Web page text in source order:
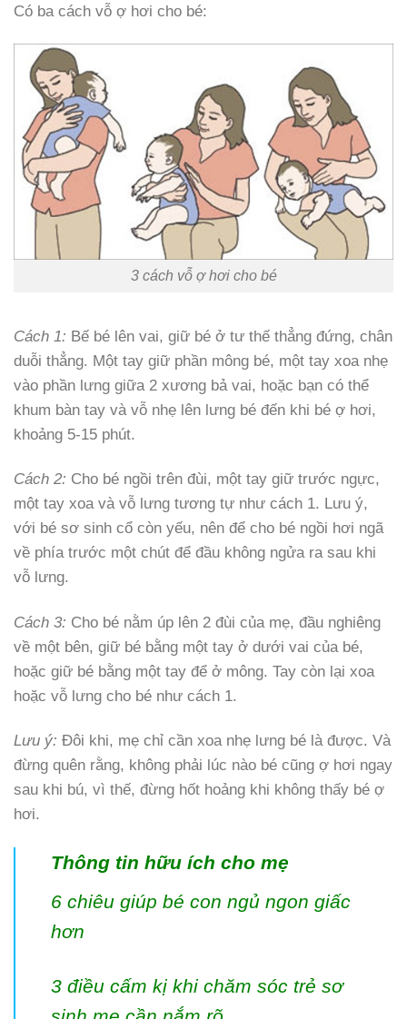
Có ba cách vỗ ợ hơi cho bé:
3 cách vỗ ợ hơi cho bé
Cách 1: Bế bé lên vai, giữ bé ở tư thế thẳng đứng, chân
duỗi thẳng. Một tay giữ phần mông bé, một tay xoa nhẹ
vào phần lưng giữa 2 xương bả vai, hoặc bạn có thể
khum bàn tay và vỗ nhẹ lên lưng bé đến khi bé ợ hơi,
khoảng 5-15 phút.
Cách 2: Cho bé ngồi trên đùi, một tay giữ trước ngực,
một tay xoa và vỗ lưng tương tự như cách 1. Lưu ý,
với bé sơ sinh cổ còn yếu, nên để cho bé ngồi hơi ngã
về phía trước một chút để đầu không ngửa ra sau khi
vỗ lưng.
Cách 3: Cho bé nằm úp lên 2 đùi của mẹ, đầu nghiêng
về một bên, giữ bé bằng một tay ở dưới vai của bé,
hoặc giữ bé bằng một tay để ở mông. Tay còn lại xoa
hoặc vỗ lưng cho bé như cách 1.
Lưu ý: Đôi khi, mẹ chỉ cần xoa nhẹ lưng bé là được. Và
đừng quên rằng, không phải lúc nào bé cũng ợ hơi ngay
sau khi bú, vì thế, đừng hốt hoảng khi không thấy bé ợ
hơi.
Thông tin hữu ích cho mẹ
6 chiêu giúp bé con ngủ ngon giấc
hơn
3 điều cấm kị khi chăm sóc trẻ sơ